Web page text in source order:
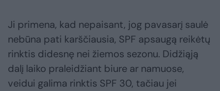
Ji primena, kad nepaisant, jog pavasarį saulė
nebūna pati karščiausia, SPF apsaugą reikėtų
rinktis didesnę nei žiemos sezonu. Didžiąją
dalį laiko praleidžiant biure ar namuose,
veidui galima rinktis SPF 30, tačiau jei